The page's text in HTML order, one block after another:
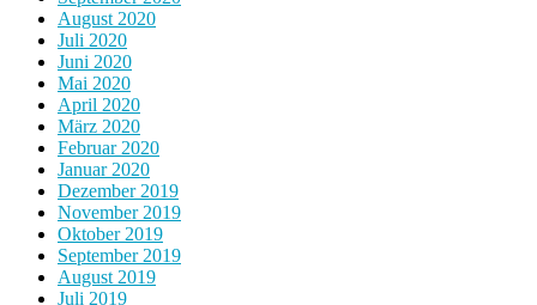
August 2020
Juli 2020
Juni 2020
Mai 2020
April 2020
März 2020
Februar 2020
Januar 2020
Dezember 2019
November 2019
Oktober 2019
September 2019
August 2019
Juli 2019